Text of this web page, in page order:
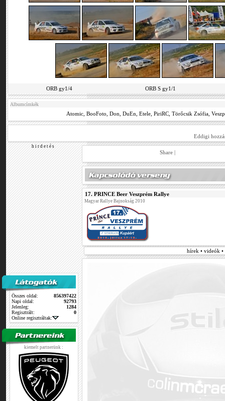
ORB gy1/4 ORB S gy1/1
Albumcímkék
Atomic BooFoto Don DuEn Etele PiriRC Törőcsik Zsófia
Eddigi
h i r d e t é s
Összes oldal:
856397422
Napi oldal:
92793
Jelenleg:
1284
Regisztrált:
0
Online regisztráltak:
kiemelt partnerünk :
Share |
17. PRINCE Beer Veszprém Rallye
Magyar Rallye Bajnokság 2010
hírek • videók